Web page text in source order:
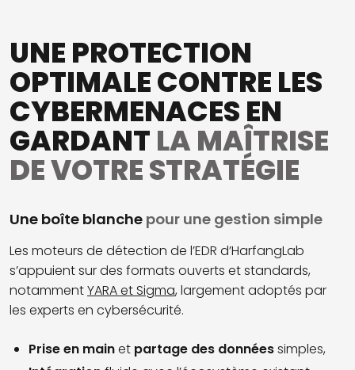
UNE PROTECTION
OPTIMALE CONTRE LES
CYBERMENACES EN
GARDANT LA MAÎTRISE
DE VOTRE STRATÉGIE
Une boîte blanche pour une gestion simple
Les moteurs de détection de l’EDR d’HarfangLab
s’appuient sur des formats ouverts et standards,
notammentYARA et Sigma, largement adoptés par
les experts en cybersécurité.
Prise en mainet partage des donnéessimples,